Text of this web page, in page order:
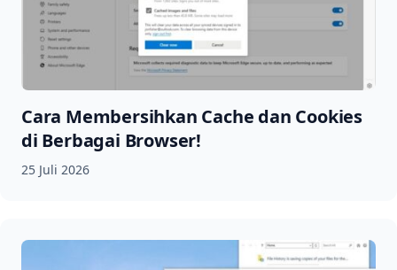
Cara Membersihkan Cache dan Cookies
di Berbagai Browser!
25 Juli 2026